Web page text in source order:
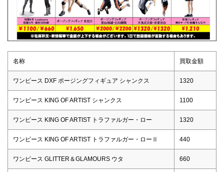
名称 買取金額
ワンピース DXF ポージングフィギュア シャンクス 1320
ワンピース KING OF ARTIST シャンクス 1100
ワンピース KING OF ARTIST トラファルガー・ロー 1320
ワンピース KING OF ARTIST トラファルガー・ローⅡ 440
ワンピース GLITTER＆GLAMOURS ウタ 660